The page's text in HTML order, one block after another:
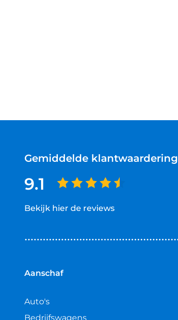
Gemiddelde klantwaardering
9.1
Bekijk hier de reviews
van
Aanschaf
Auto's
Bedrijfswagens